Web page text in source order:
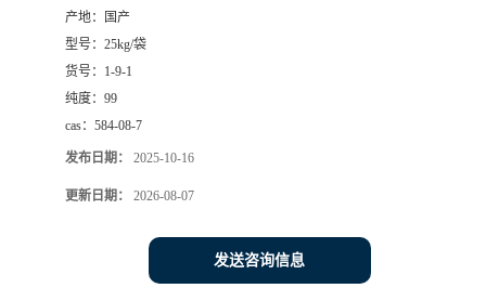
产地：
国产
型号： 25kg/袋
货号： 1-9-1
纯度： 99
cas： 584-08-7
发布日期： 2025-10-16
更新日期： 2026-08-07
发送咨询信息